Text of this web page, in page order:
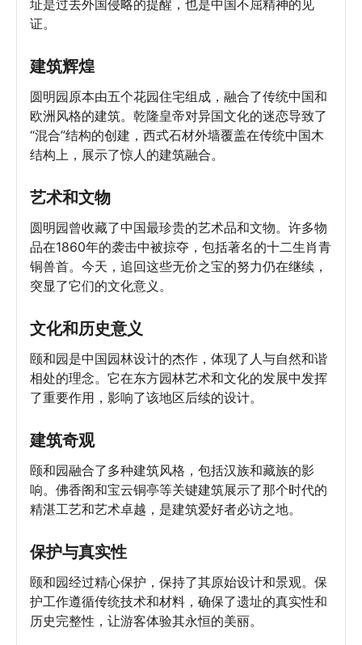
址是过去外国侵略的提醒，也是中国不屈精神的见
证。
建筑辉煌
圆明园原本由五个花园住宅组成，融合了传统中国和
欧洲风格的建筑。乾隆皇帝对异国文化的迷恋导致了
“混合”结构的创建，西式石材外墙覆盖在传统中国木
结构上，展示了惊人的建筑融合。
艺术和文物
圆明园曾收藏了中国最珍贵的艺术品和文物。许多物
品在1860年的袭击中被掠夺，包括著名的十二生肖青
铜兽首。今天，追回这些无价之宝的努力仍在继续，
突显了它们的文化意义。
文化和历史意义
颐和园是中国园林设计的杰作，体现了人与自然和谐
相处的理念。它在东方园林艺术和文化的发展中发挥
了重要作用，影响了该地区后续的设计。
建筑奇观
颐和园融合了多种建筑风格，包括汉族和藏族的影
响。佛香阁和宝云铜亭等关键建筑展示了那个时代的
精湛工艺和艺术卓越，是建筑爱好者必访之地。
保护与真实性
颐和园经过精心保护，保持了其原始设计和景观。保
护工作遵循传统技术和材料，确保了遗址的真实性和
历史完整性，让游客体验其永恒的美丽。